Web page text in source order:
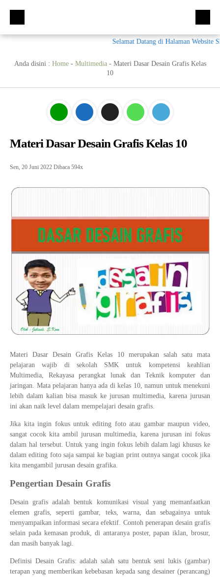
Kompetensi Keahlian
Bisnis Daring dan Pemasaran (BDB)
Materi Komputer dan Jaringan Dasar
Materi Pemograman Dasar
Sistem Komputer
Dasar Desain Grafis
Desain Media Interaktif
Tata Busana
Bisnis Daring dan Pemasaran
PPDB
Selamat Datang di Halaman Website
Anda disini : Home- Multimedia- Materi Dasar Desain Grafis Kelas
10
Materi Dasar Desain Grafis Kelas 10
Sen, 20 Juni 2022 Dibaca 594x
Materi Dasar Desain Grafis Kelas 10 merupakan salah satu mata
pelajaran wajib di sekolah SMK untuk kompetensi keahlian
Multimedia, Rekayasa perangkat lunak dan Teknik komputer dan
jaringan. Mata pelajaran hanya ada di kelas 10, namun untuk menekuni
lebih dalam kalian bisa masuk ke jurusan multimedia, karena jurusan
ini akan naik level dalam mempelajari desain grafis.
Jika kita ingin fokus untuk editing foto atau gambar maupun video,
sangat cocok kita ambil jurusan multimedia, karena jurusan ini fokus
dalam hal tersebut. Untuk yang ingin fokus lebih dalam lagi khusus ke
dalam editing foto saja sampai ke bagian print outnya sangat cocok jika
kita mengambil jurusan desain grafika.
Pengertian Desain Grafis
Desain grafis adalah bentuk komunikasi visual yang memanfaatkan
elemen grafis, seperti gambar, teks, warna, dan sebagainya untuk
menyampaikan informasi secara efektif. Contoh penerapan desain grafis
selain pada kemasan produk, di antaranya poster, papan iklan, brosur,
dan masih banyak lagi.
Definisi Desain Grafis: adalah salah satu bentuk seni lukis (gambar)
terapan yang memberikan kebebasan kepada sang desainer (perancang)